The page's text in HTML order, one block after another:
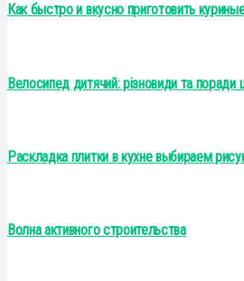
Как быстро и вкусно приготовить
Велосипед дитячий: різновиди та
Раскладка плитки в кухне выбираем
Волна активного строительства